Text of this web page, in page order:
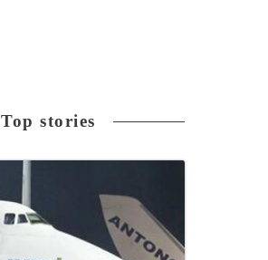
Top stories